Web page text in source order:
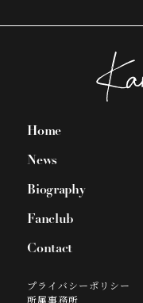
Home
News
Biography
Fanclub
Contact
プライバシーポリシー
所属事務所